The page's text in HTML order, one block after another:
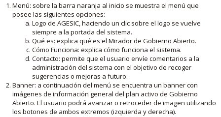
Menú: sobre la barra naranja al inicio se muestra el menú que
posee las siguientes opciones:
Logo de AGESIC, haciendo un clic sobre el logo se vuelve
siempre a la portada del sistema.
Qué es: explica qué es el Mirador de Gobierno Abierto.
Cómo Funciona: explica cómo funciona el sistema.
Contacto: permite que el usuario envíe comentarios a la
administración del sistema con el objetivo de recoger
sugerencias o mejoras a futuro.
Banner: a continuación del menú se encuentra un banner con
imágenes de información general del plan activo de Gobierno
Abierto. El usuario podrá avanzar o retroceder de imagen utilizando
los botones de ambos extremos (izquierda y derecha).